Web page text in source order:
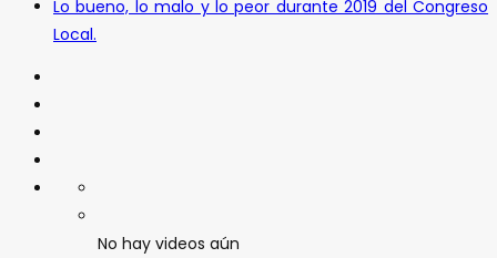
Lo bueno, lo malo y lo peor durante 2019 del Congreso
Local.
No hay videos aún